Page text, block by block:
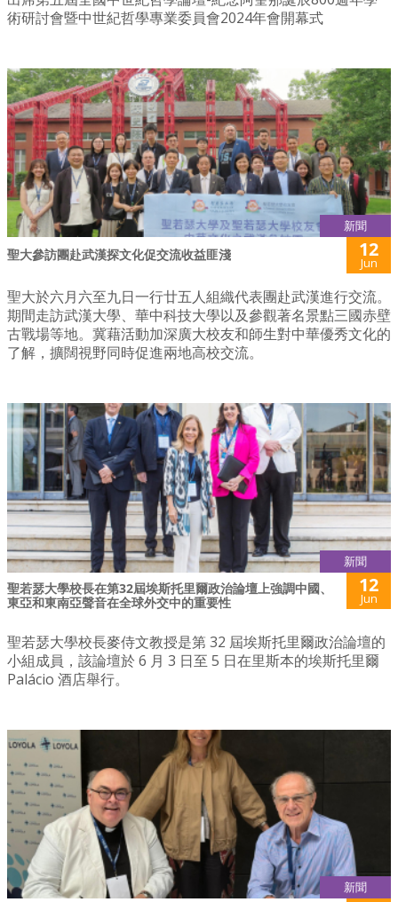
術研討會暨中世紀哲學專業委員會2024年會開幕式
新聞
聖大參訪團赴武漢探文化促交流收益匪淺 12
Jun
聖大於六月六至九日一行廿五人組織代表團赴武漢進行交流。
期間走訪武漢大學、華中科技大學以及參觀著名景點三國赤壁
古戰場等地。冀藉活動加深廣大校友和師生對中華優秀文化的
了解，擴闊視野同時促進兩地高校交流。
新聞
聖若瑟大學校長在第32屆埃斯托里爾政治論壇上強調中國、
東亞和東南亞聲音在全球外交中的重要性
12
Jun
聖若瑟大學校長麥侍文教授是第 32 屆埃斯托里爾政治論壇的
小組成員，該論壇於 6 月 3 日至 5 日在里斯本的埃斯托里爾
Palácio 酒店舉行。
新聞